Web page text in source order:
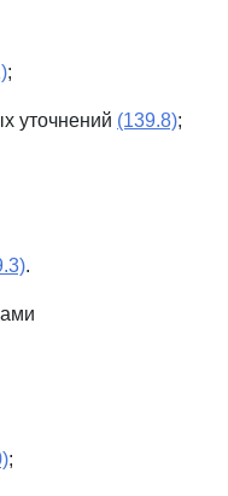
;
уточнений (139.8);
.
;